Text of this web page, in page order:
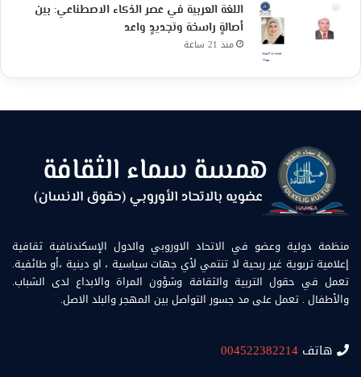
اللغة العربية في عصر الذكاء الاصطناعي: بين
أصالةٍ راسخة وتجديدٍ واعد
منذ 21 ساعة
منظمة دولية وعضو في الاتحاد الاوروبي والدول الإسكندنافية ثقافية
إعلامية تربوية غير ربحية لا تنتمي لأي جهات سياسية ، او دينية ،أو طائفية.
تعمل في حقول التربية والثقافة وشؤون المراة والابداع لدى الشباب.
والأطفال . تعمل على مد جسور التواصل بين المهجر والبلد الاصل.
هاتف 004522382214